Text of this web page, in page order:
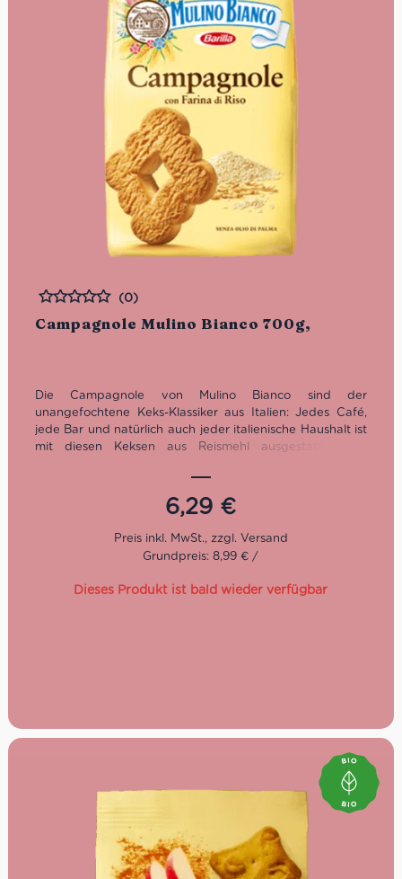
Campagnole Mulino Bianco 700g,
Bewertet
(0)
Die Campagnole von Mulino Bianco sind der
unangefochtene Keks-Klassiker aus Italien: Jedes Café,
jede Bar und natürlich auch jeder italienische Haushalt ist
mit diesen Keksen aus Reismehl ausgestattet. Die
Einen halben Zustand gibt es nicht, denn sie werden
verschlungen wie nichts. Sie sind ideal zum Eintunken in
warmer Milch oder natürlich im morgenlichen
6,29 €
Grundpreis: 8,99 € /
Dieses Produkt ist bald wieder verfügbar